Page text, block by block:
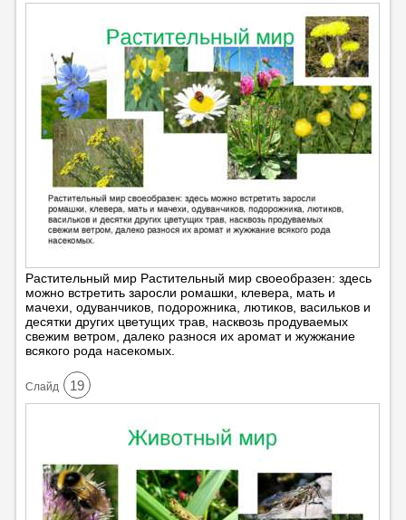
Растительный мир Растительный мир своеобразен: здесь
можно встретить заросли ромашки, клевера, мать и
мачехи, одуванчиков, подорожника, лютиков, васильков и
десятки других цветущих трав, насквозь продуваемых
свежим ветром, далеко разнося их аромат и жужжание
всякого рода насекомых.
Cлайд 19